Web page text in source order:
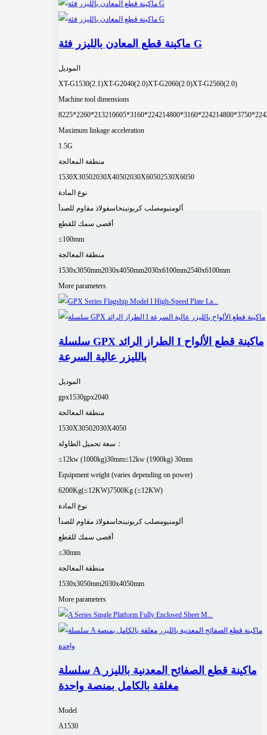
ماكينة قطع المعادن بالليزر فئة G
الموديل
XT-G1530(2.1)XT-G2040(2.0)XT-G2060(2.0)XT-G2560(2.0)
Machine tool dimensions
8225*2260*213210605*3160*224214800*3160*2242
Maximum linkage acceleration
1.5G
منطقة المعالجة
1530X30502030X40502030X60502530X6050
نوع المادة
ألومنيومصلب كربونينحاسفولاذ مقاوم للصدأ
أقصى سمك للقطع
≤100mm
منطقة المعالجة
1530x3050mm2030x4050mm2030x6100mm2540x6100mm
More parameters
سلسلة GPX الطراز الرائد I ماكينة قطع الألواح
بالليزر عالية السرعة
الموديل
gpx1530gpx2040
منطقة المعالجة
1530X30502030X4050
سعة تحميل الطاولة：
≤12kw (1000kg)30mm≤12kw (1900kg) 30mm
Equipment weight (varies depending on power)
6200Kg(≤12KW)7500Kg (≤12KW)
نوع المادة
ألومنيومصلب كربونينحاسفولاذ مقاوم للصدأ
أقصى سمك للقطع
≤30mm
منطقة المعالجة
1530x3050mm2030x4050mm
More parameters
سلسلة A ماكينة قطع الصفائح المعدنية بالليزر
مغلقة بالكامل بمنصة واحدة
Model
A1530